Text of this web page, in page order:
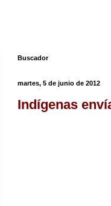
Buscador
martes, 5 de junio de 2012
Indígenas